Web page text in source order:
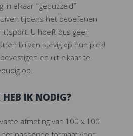
elkaar “gepuzzeld”
tijdens het beoefenen
U hoeft dus geen
blijven stevig op hun plek!
en uit elkaar te
op.
IK NODIG?
afmeting van 100 x 100